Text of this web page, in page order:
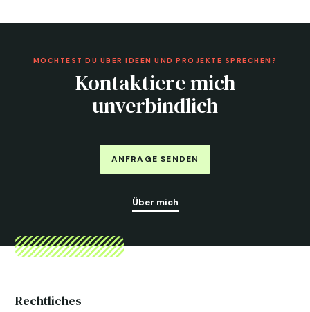
MÖCHTEST DU ÜBER IDEEN UND PROJEKTE SPRECHEN?
Kontaktiere mich
unverbindlich
ANFRAGE SENDEN
Über mich
Rechtliches